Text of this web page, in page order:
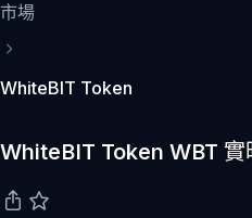
市場
WhiteBIT Token
WhiteBIT Token WBT 實